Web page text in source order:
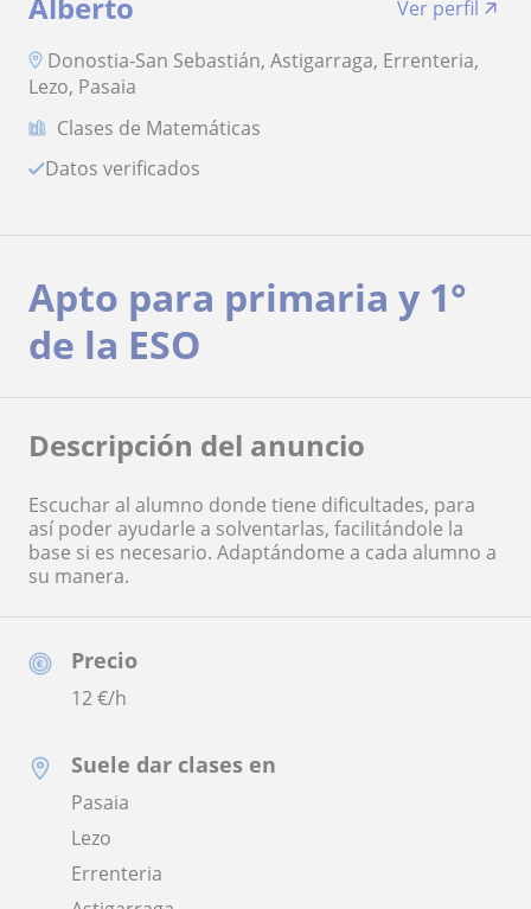
Ver perfil
Donostia-San Sebastián, Astigarraga, Errenteria,
Lezo, Pasaia
Clases de Matemáticas
Datos verificados
Precio
12€/h
Suele dar clases en
Pasaia
Lezo
Errenteria
Apto para primaria y 1°
de la ESO
Descripción del anuncio
Escuchar al alumno donde tiene dificultades, para
así poder ayudarle a solventarlas, facilitándole la
base si es necesario. Adaptándome a cada alumno a
su manera.